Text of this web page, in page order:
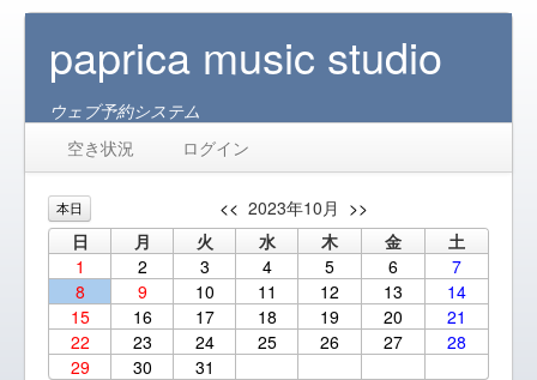
paprica music studio
ウェブ予約システム
空き状況
ログイン
本日 << 2023年10月 >>
日
月 火 水 木 金
土
1
2 3 4 5 6
7
8
9 10 11 12 13
14
15
16 17 18 19 20
21
22
23 24 25 26 27
28
29
30 31